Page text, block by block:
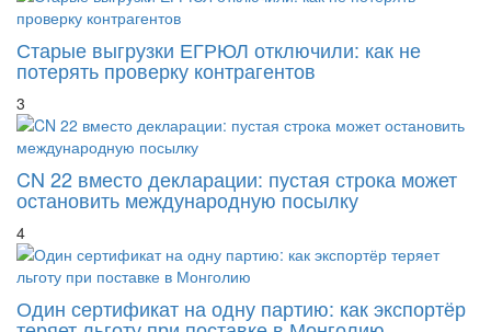
Старые выгрузки ЕГРЮЛ отключили: как не
потерять проверку контрагентов
3
CN 22 вместо декларации: пустая строка может
остановить международную посылку
4
Один сертификат на одну партию: как экспортёр